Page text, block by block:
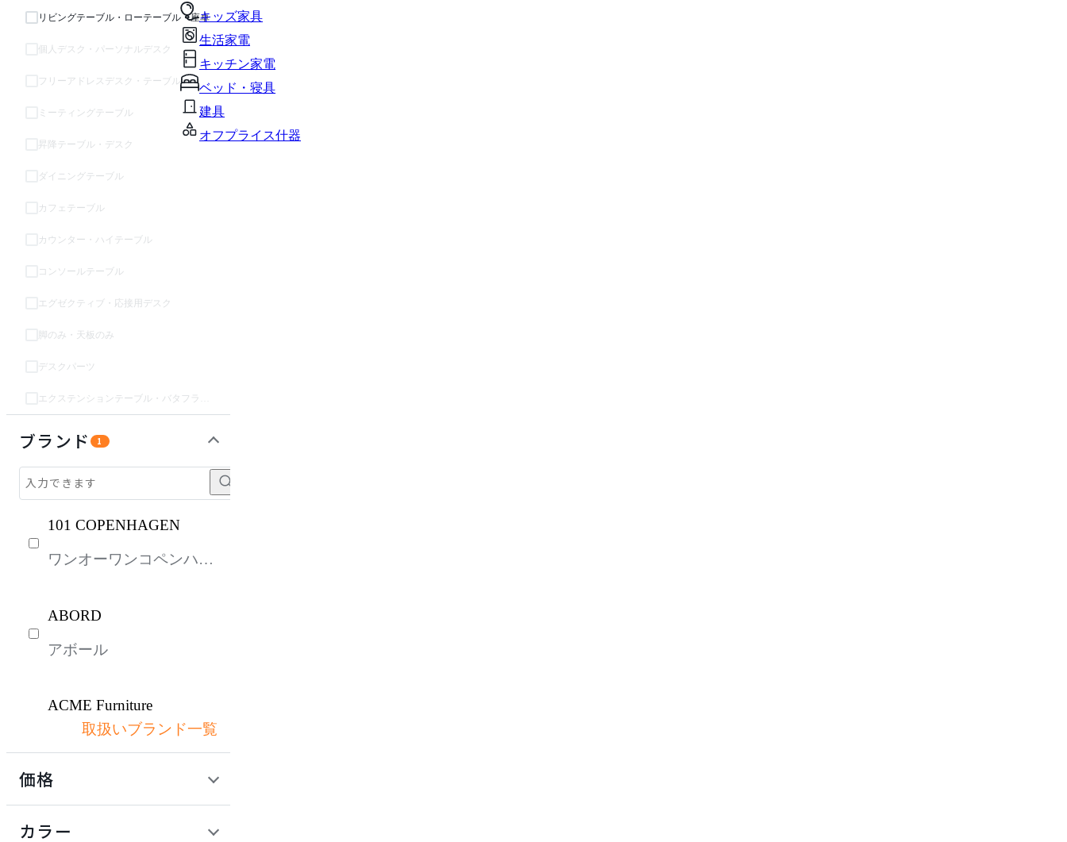
キッズ家具
生活家電
キッチン家電
ベッド・寝具
建具
オフプライス什器
リビングテーブル・ローテーブル・座卓
個人デスク・パーソナルデスク
フリーアドレスデスク・テーブル
ミーティングテーブル
昇降テーブル・デスク
ダイニングテーブル
カフェテーブル
カウンター・ハイテーブル
コンソールテーブル
エグゼクティブ・応接用デスク
脚のみ・天板のみ
デスクパーツ
ブランド 1
101 COPENHAGEN
ワンオーワンコペンハー
ABORD
アボール
ACME Furniture
アクメファニチャー
アダル
取扱いブランド一覧
価格
カラー